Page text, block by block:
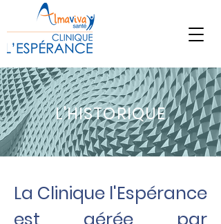
L'HISTORIQUE
La Clinique l'Espérance